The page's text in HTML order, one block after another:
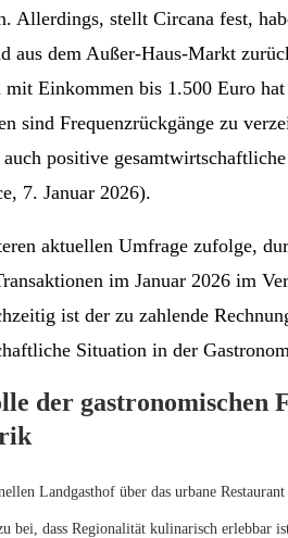
Allerdings, stellt Circana fest,
aus dem Außer-Haus-Markt
mit Einkommen bis 1.500 Euro
sind Frequenzrückgänge zu
positive
7. Januar 2026).
aktuellen Umfrage zufolge,
im Januar 2026 im
ist der zu zahlende
Situation in der
der gastronomischen
Landgasthof über das urbane
bei, dass Regionalität kulinarisch erlebbar